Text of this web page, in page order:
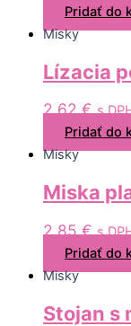
Pridať do
Misky
Lízacia
2,62€ s
Pridať do
Misky
Miska
2,85€ s
Pridať do
Misky
Stojan s